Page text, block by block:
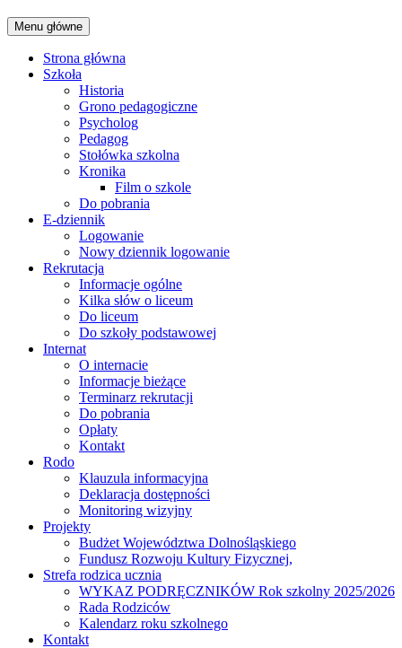
Menu główne
Strona główna
Szkoła
Historia
Grono pedagogiczne
Psycholog
Pedagog
Stołówka szkolna
Kronika
Film o szkole
Do pobrania
E-dziennik
Logowanie
Nowy dziennik logowanie
Rekrutacja
Informacje ogólne
Kilka słów o liceum
Do liceum
Do szkoły podstawowej
Internat
O internacie
Informacje bieżące
Terminarz rekrutacji
Do pobrania
Opłaty
Kontakt
Rodo
Klauzula informacyjna
Deklaracja dostępności
Monitoring wizyjny
Projekty
Budżet Województwa Dolnośląskiego
Fundusz Rozwoju Kultury Fizycznej,
Strefa rodzica ucznia
WYKAZ PODRĘCZNIKÓW Rok szkolny 2025/2026
Rada Rodziców
Kalendarz roku szkolnego
Kontakt